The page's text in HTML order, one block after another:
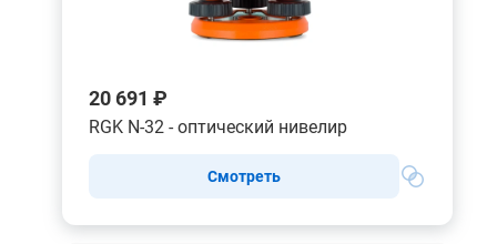
20 691 ₽
RGK N-32 - оптический нивелир
Смотреть